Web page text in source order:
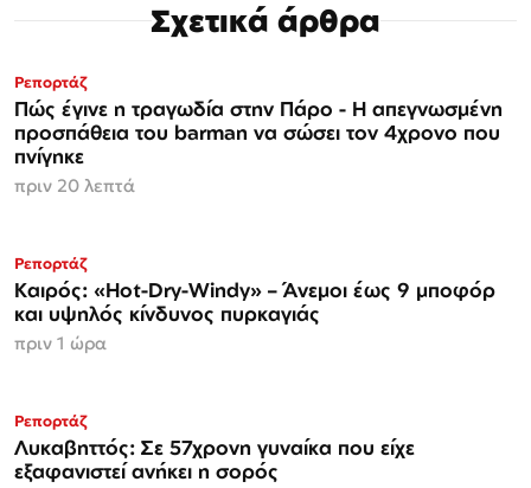
Σχετικά άρθρα
Ρεπορτάζ
Πώς έγινε η τραγωδία στην Πάρο - Η απεγνωσμένη
προσπάθεια του barman να σώσει τον 4χρονο που
πνίγηκε
πριν 20 λεπτά
Ρεπορτάζ
Καιρός: «Hot-Dry-Windy» – Άνεμοι έως 9 μποφόρ
και υψηλός κίνδυνος πυρκαγιάς
πριν 1 ώρα
Ρεπορτάζ
Λυκαβηττός: Σε 57χρονη γυναίκα που είχε
εξαφανιστεί ανήκει η σορός